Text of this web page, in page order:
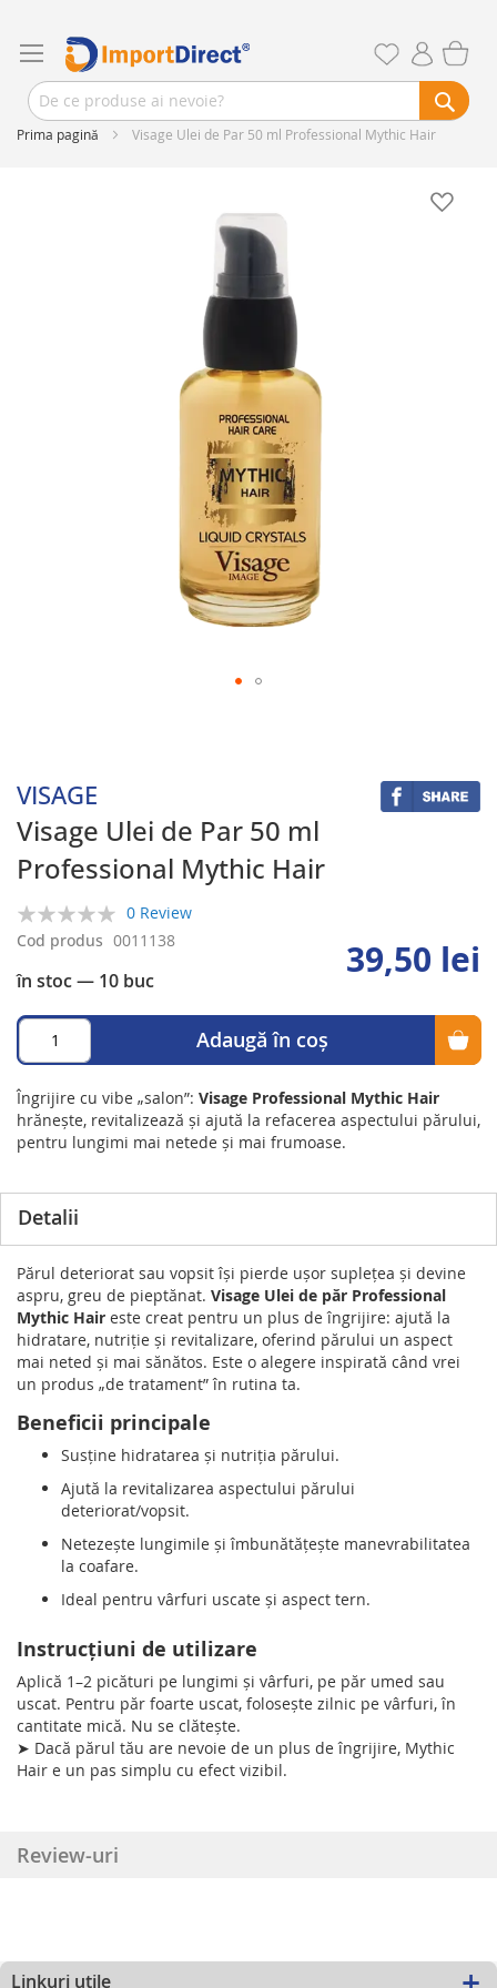
Prima pagină Visage Ulei de Par 50 ml Professional Mythic Hair
VISAGE
Visage Ulei de Par 50 ml
Professional Mythic Hair
0%
0 Review
în stoc— 10 buc
Cod produs 0011138 39,50 lei
Adaugă în coș
Îngrijire cu vibe „salon”: Visage Professional Mythic Hair
hrănește, revitalizează și ajută la refacerea aspectului părului,
pentru lungimi mai netede și mai frumoase.
the
images
gallery
Detalii
Părul deteriorat sau vopsit își pierde ușor suplețea și devine
aspru, greu de pieptănat. Visage Ulei de păr Professional
Mythic Hair este creat pentru un plus de îngrijire: ajută la
hidratare, nutriție și revitalizare, oferind părului un aspect
mai neted și mai sănătos. Este o alegere inspirată când vrei
un produs „de tratament” în rutina ta.
Beneficii principale
Susține hidratarea și nutriția părului.
Ajută la revitalizarea aspectului părului
deteriorat/vopsit.
Netezește lungimile și îmbunătățește manevrabilitatea
la coafare.
Ideal pentru vârfuri uscate și aspect tern.
Instrucțiuni de utilizare
Aplică 1–2 picături pe lungimi și vârfuri, pe păr umed sau
uscat. Pentru păr foarte uscat, folosește zilnic pe vârfuri, în
cantitate mică. Nu se clătește.
➤ Dacă părul tău are nevoie de un plus de îngrijire, Mythic
Hair e un pas simplu cu efect vizibil.
Review-uri
Linkuri utile